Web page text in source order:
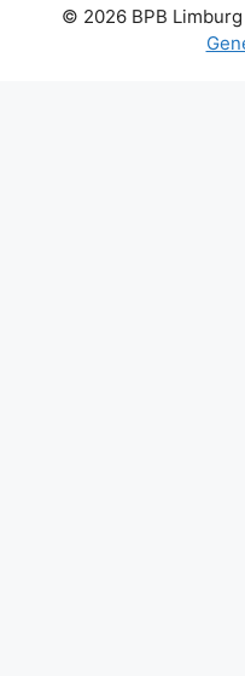
© 2026 BPB